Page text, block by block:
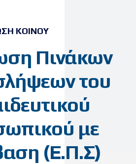
ΚΟΙΝΟΎ
Πινάκων
του
με
(Ε.Π.Σ)